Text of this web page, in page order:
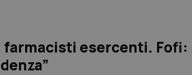
esercenti. Fofi: